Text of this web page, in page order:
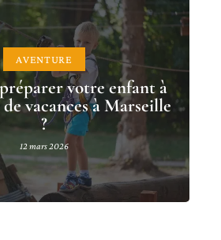
AVENTURE
votre enfant à
vacances à Marseille
?
12 mars 2026